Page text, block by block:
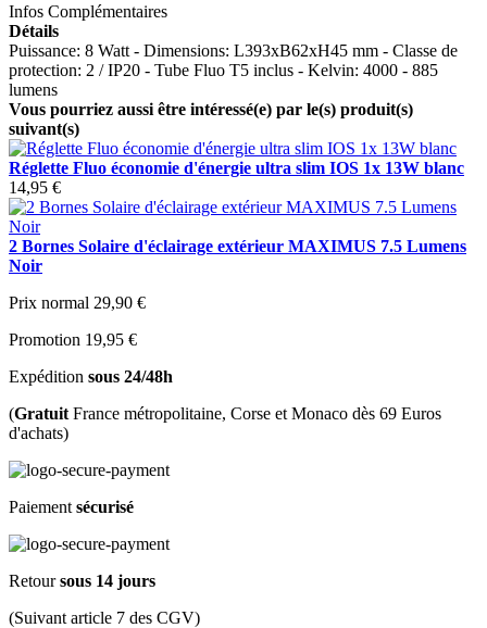
Infos Complémentaires
Détails
Puissance: 8 Watt - Dimensions: L393xB62xH45 mm - Classe de
protection: 2 / IP20 - Tube Fluo T5 inclus - Kelvin: 4000 - 885
lumens
Vous pourriez aussi être intéressé(e) par le(s) produit(s)
suivant(s)
Réglette Fluo économie d'énergie ultra slim IOS 1x 13W blanc
14,95 €
2 Bornes Solaire d'éclairage extérieur MAXIMUS 7.5 Lumens
Noir
Prix normal 29,90 €
Promotion 19,95 €
Expédition sous 24/48h
(Gratuit France métropolitaine, Corse et Monaco dès 69 Euros
d'achats)
Paiement sécurisé
Retoursous 14 jours
(Suivant article 7 des CGV)